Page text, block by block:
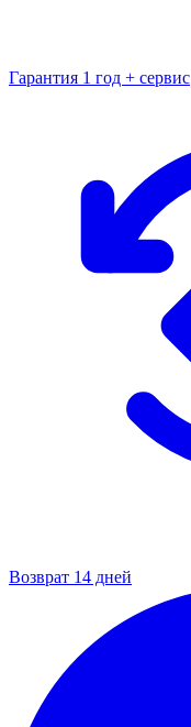
Гарантия 1 год + сервис
Возврат 14 дней